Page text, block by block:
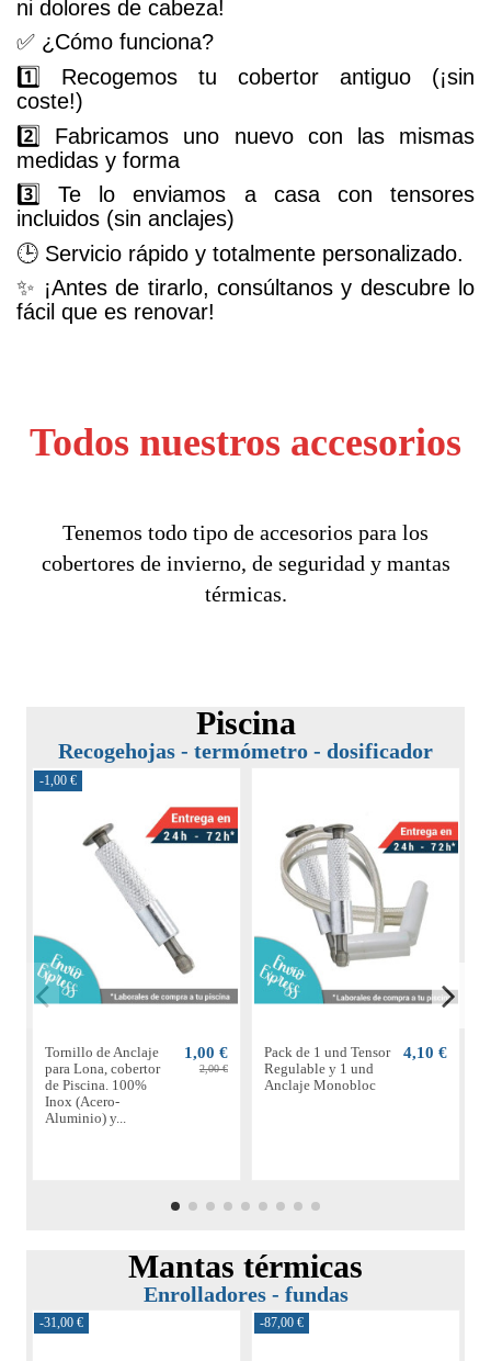
ni dolores de cabeza!
✅ ¿Cómo funciona?
1️⃣ Recogemos tu cobertor antiguo (¡sin
coste!)
2️⃣ Fabricamos uno nuevo con las mismas
medidas y forma
3️⃣ Te lo enviamos a casa con tensores
incluidos (sin anclajes)
🕒 Servicio rápido y totalmente personalizado.
✨ ¡Antes de tirarlo, consúltanos y descubre lo
fácil que es renovar!
Todos nuestros accesorios
Tenemos todo tipo de accesorios para los
cobertores de invierno, de seguridad y mantas
térmicas.
Piscina
Recogehojas - termómetro - dosificador
-1,00 €
Tornillo de Anclaje
para Lona, cobertor
de Piscina. 100%
Inox (Acero-
Aluminio) y...
1,00 €
2,00 €
Pack de 1 und Tensor
Regulable y 1 und
Anclaje Monobloc
4,10 €
Mantas térmicas
Enrolladores - fundas
-31,00 € -87,00 €